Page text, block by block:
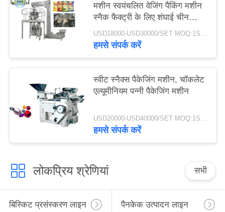
मशीन स्वयंचलित वेजिंग पैकिंग मशीन
स्नैक फैक्ट्री के लिए शंघाई चीन
2024 में
USD18000-USD30000/SET MOQ:1SET
हमसे संपर्क करें
स्वीट स्नैक्स पैकेजिंग मशीन, चॉकलेट
एल्यूमीनियम पन्नी पैकेजिंग मशीन
USD20000-USD40000/SET MOQ:1SET
हमसे संपर्क करें
लोकप्रिय श्रेणियां सभी
बिस्किट प्रसंस्करण लाइन पैनकेक उत्पादन लाइन